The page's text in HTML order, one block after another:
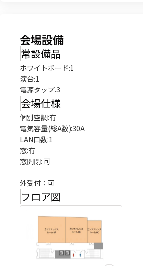
会場設備
常設備品
ホワイトボード:1
演台:1
電源タップ:3
会場仕様
個別空調:有
電気容量(総A数):30A
LAN口数:1
窓:有
窓開閉: 可
外受付：可
フロア図